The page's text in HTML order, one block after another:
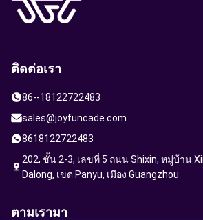
ติดต่อเรา
86--18122722483
sales@joyfuncade.com
8618122722483
202, ชั้น 2-3, เลขที่ 5 ถนน Shixin, หมู่บ้าน
Dalong, เขต Panyu, เมือง Guangzhou
ตามเรามา